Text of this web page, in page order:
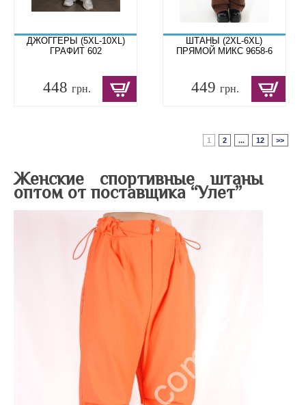
ДЖОГГЕРЫ (5XL-10XL)
ГРАФИТ 602
448 грн.
ШТАНЫ (2XL-6XL)
ПРЯМОЙ МИКС 9658-6
449грн.
1 2 ... 12 >>
Женские спортивные штаны
оптом от поставщика “Улет”